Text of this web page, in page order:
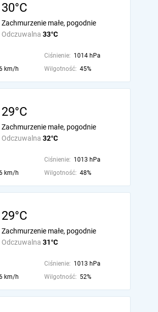
30°C
Odczuwalna 33°C
Zachmurzenie małe, pogodnie
Ciśnienie: 1014 hPa
km/h Wilgotność: 45%
29°C
Odczuwalna 32°C
Zachmurzenie małe, pogodnie
Ciśnienie: 1013 hPa
km/h Wilgotność: 48%
29°C
Odczuwalna 31°C
Zachmurzenie małe, pogodnie
Ciśnienie: 1013 hPa
km/h Wilgotność: 52%